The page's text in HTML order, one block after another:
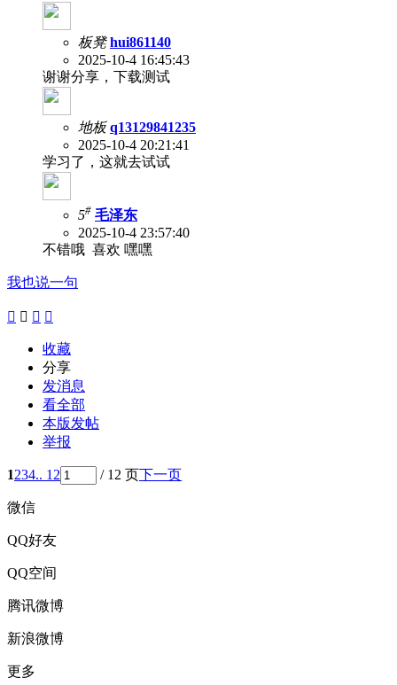
板凳 hui861140
2025-10-4 16:45:43
谢谢分享，下载测试
地板 q13129841235
2025-10-4 20:21:41
学习了，这就去试试
5# 毛泽东
2025-10-4 23:57:40
不错哦 喜欢 嘿嘿
我也说一句
   
收藏
分享
发消息
看全部
本版发帖
举报
1234.. 12 / 12 页下一页
微信
QQ好友
QQ空间
腾讯微博
新浪微博
更多